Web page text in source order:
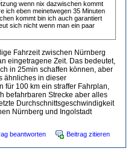
wenn nix dazwischen kommt
ich eben meinetwegen 35 Minuten
kommt bin ich auch garantiert
sich nicht wenn man ein paar
Fahrzeit zwischen Nürnberg
eingetragene Zeit. Das bedeutet,
in 25min schaffen können, aber
ähnliches in dieser
für 100 km ein straffer Fahrplan,
befahrbaren Strecke aber alles
Durchschnittsgeschwindigkeit
Nürnberg und Ingolstadt
beantworten Beitrag zitieren